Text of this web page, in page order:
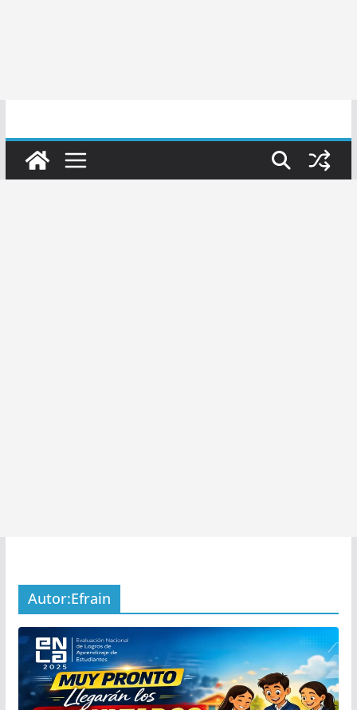
Autor:Efrain